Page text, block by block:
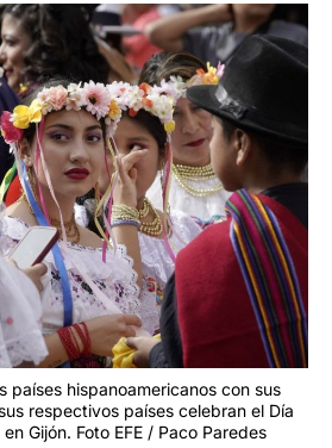
países hispanoamericanos con sus
respectivos países celebran el Día
Gijón. Foto EFE / Paco Paredes